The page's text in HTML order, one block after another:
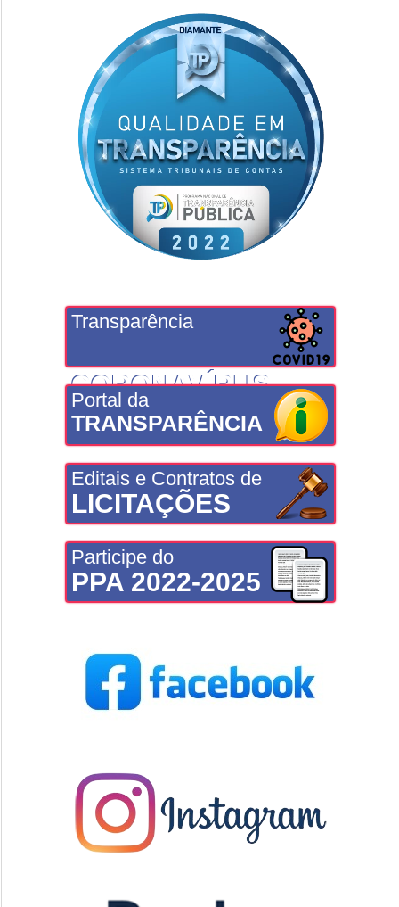
Transparência
CORONAVÍRUS
Portal da
TRANSPARÊNCIA
Editais e Contratos de
LICITAÇÕES
Participe do
PPA 2022-2025